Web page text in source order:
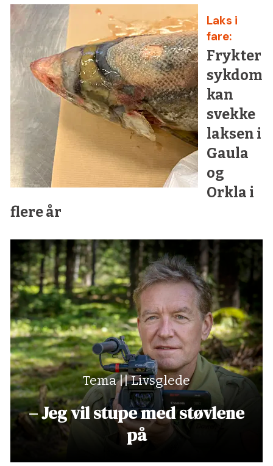
Laks i
fare:
Frykter
sykdom
kan
svekke
laksen i
Gaula
og
Orkla i
flere år
Tema || Livsglede
– Jeg vil stupe med støvlene
på